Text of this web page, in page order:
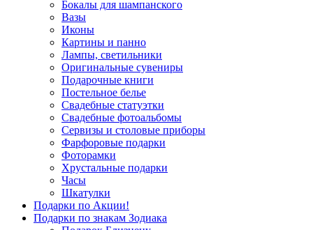
Бокалы для шампанского
Вазы
Иконы
Картины и панно
Лампы, светильники
Оригинальные сувениры
Подарочные книги
Постельное белье
Свадебные статуэтки
Свадебные фотоальбомы
Сервизы и столовые приборы
Фарфоровые подарки
Фоторамки
Хрустальные подарки
Часы
Шкатулки
Подарки по Акции!
Подарки по знакам Зодиака